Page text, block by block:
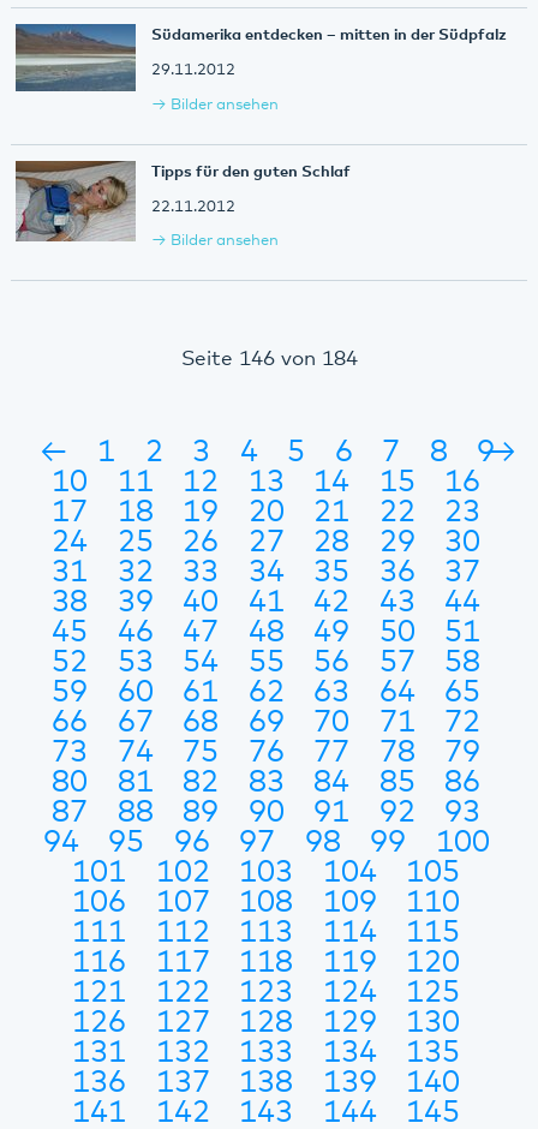
Südamerika entdecken – mitten in der Südpfalz
29.11.2012
Bilder ansehen
Tipps für den guten Schlaf
22.11.2012
Bilder ansehen
Seite 146 von 184
← 1 2 3 4 5 6 7 8
9
10
11 12 13 14 15
16
17
18 19 20 21 22
23
24
25 26 27 28 29
30
31
32 33 34 35 36
37
38
39 40 41 42 43
44
45
46 47 48 49 50
51
52
53 54 55 56 57
58
59
60 61 62 63 64
65
66
67 68 69 70 71
72
73
74 75 76 77 78
79
80
81 82 83 84 85
86
87
88 89 90 91 92
93
94
95 96 97 98 99
100
101
102 103 104
105
106
107 108 109
110
111
112 113 114
115
116
117 118 119
120
121
122 123 124
125
126
127 128 129
130
131
132 133 134
135
136
137 138 139
140
141
142 143 144
145
→